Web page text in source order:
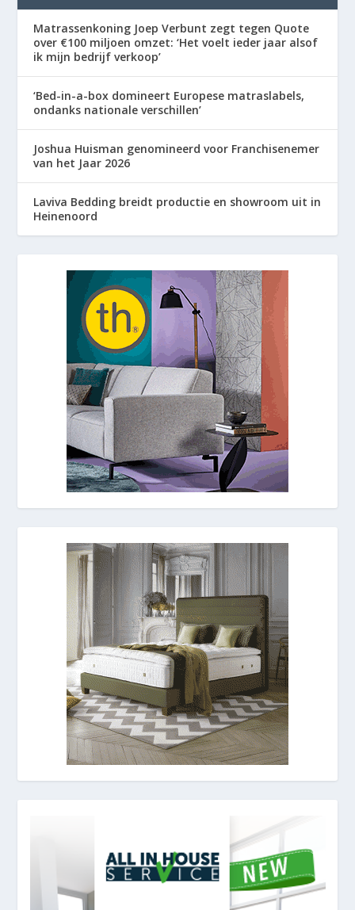
Matrassenkoning Joep Verbunt zegt tegen Quote
over €100 miljoen omzet: ‘Het voelt ieder jaar alsof
ik mijn bedrijf verkoop’
‘Bed-in-a-box domineert Europese matraslabels,
ondanks nationale verschillen’
Joshua Huisman genomineerd voor Franchisenemer
van het Jaar 2026
Laviva Bedding breidt productie en showroom uit in
Heinenoord